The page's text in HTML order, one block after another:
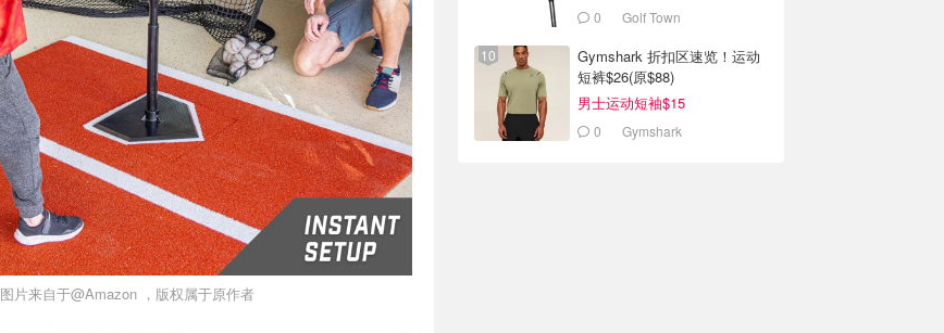
图片来自于@Amazon ，版权属于原作者
0 Golf Town
Gymshark 折扣区速览！运动
短裤$26(原$88)
男士运动短袖$15
0 Gymshark